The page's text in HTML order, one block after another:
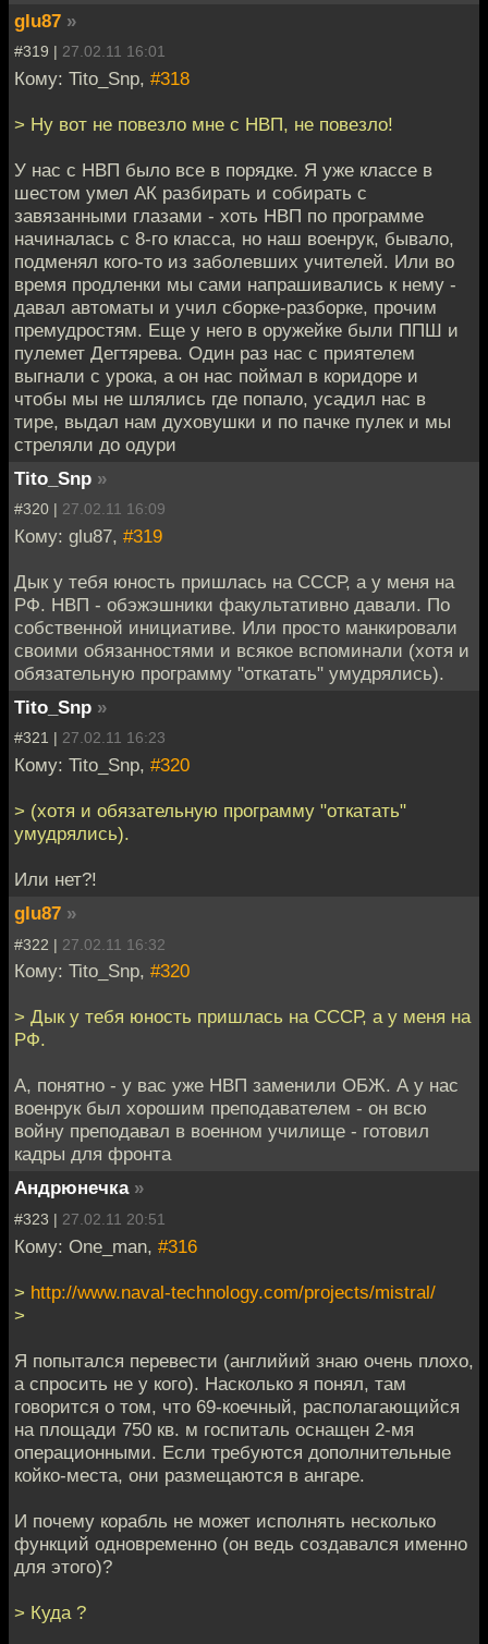
glu87 »
#319 | 27.02.11 16:01
Кому: Tito_Snp, #318
> Ну вот не повезло мне с НВП, не повезло!
У нас с НВП было все в порядке. Я уже классе в
шестом умел АК разбирать и собирать с
завязанными глазами - хоть НВП по программе
начиналась с 8-го класса, но наш военрук, бывало,
подменял кого-то из заболевших учителей. Или во
время продленки мы сами напрашивались к нему -
давал автоматы и учил сборке-разборке, прочим
премудростям. Еще у него в оружейке были ППШ и
пулемет Дегтярева. Один раз нас с приятелем
выгнали с урока, а он нас поймал в коридоре и
чтобы мы не шлялись где попало, усадил нас в
тире, выдал нам духовушки и по пачке пулек и мы
стреляли до одури
Tito_Snp »
#320 | 27.02.11 16:09
Кому: glu87, #319
Дык у тебя юность пришлась на СССР, а у меня на
РФ. НВП - обэжэшники факультативно давали. По
собственной инициативе. Или просто манкировали
своими обязанностями и всякое вспоминали (хотя и
обязательную программу "откатать" умудрялись).
Tito_Snp »
#321 | 27.02.11 16:23
Кому: Tito_Snp, #320
> (хотя и обязательную программу "откатать"
умудрялись).
Или нет?!
glu87 »
#322 | 27.02.11 16:32
Кому: Tito_Snp, #320
> Дык у тебя юность пришлась на СССР, а у меня на
РФ.
А, понятно - у вас уже НВП заменили ОБЖ. А у нас
военрук был хорошим преподавателем - он всю
войну преподавал в военном училище - готовил
кадры для фронта
Андрюнечка »
#323 | 27.02.11 20:51
Кому: One_man, #316
> http://www.naval-technology.com/projects/mistral/
>
Я попытался перевести (английий знаю очень плохо,
а спросить не у кого). Насколько я понял, там
говорится о том, что 69-коечный, располагающийся
на площади 750 кв. м госпиталь оснащен 2-мя
операционными. Если требуются дополнительные
койко-места, они размещаются в ангаре.
И почему корабль не может исполнять несколько
функций одновременно (он ведь создавался именно
для этого)?
> Куда ?